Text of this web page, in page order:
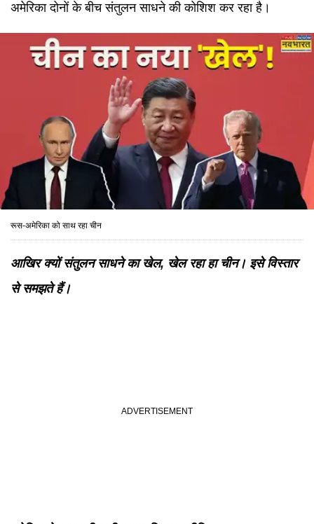
अमेरिका दोनों के बीच संतुलन साधने की कोशिश कर रहा है।
रूस-अमेरिका को साथ रहा चीन
आखिर क्यों संतुलन साधने का खेल, खेल रहा हा चीन। इसे विस्तार
से समझते हैं।